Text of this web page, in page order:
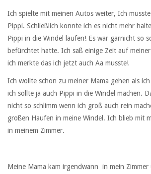
Ich spielte mit meinen Autos weiter, Ich
Pippi. Schließlich konnte ich es nicht mehr
Pippi in die Windel laufen! Es war garnicht so
befürchtet hatte. Ich saß einige Zeit auf
ich merkte das ich jetzt auch Aa musste!
Ich wollte schon zu meiner Mama gehen als
ich sollte ja auch Pippi in die Windel machen.
nicht so schlimm wenn ich groß auch rein
großen Haufen in meine Windel. Ich blieb mit
in meinem Zimmer.
Meine Mama kam irgendwann in mein Zimmer